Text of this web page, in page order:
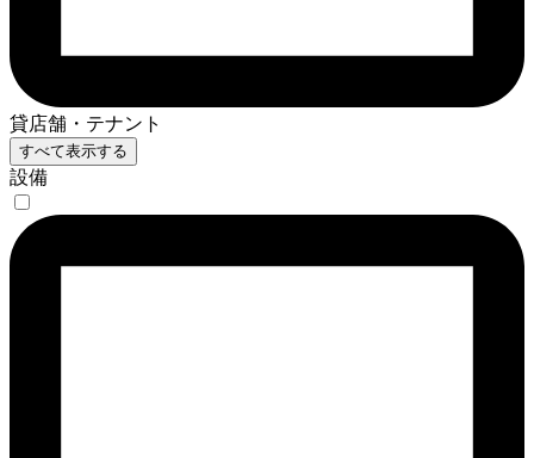
貸店舗・テナント
すべて表示する
設備